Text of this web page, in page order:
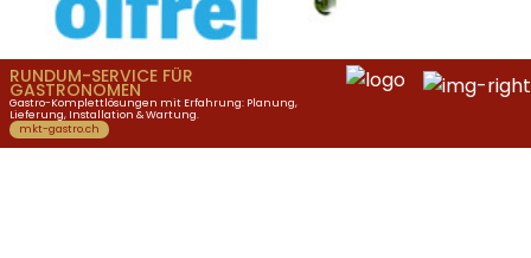
Umweltgerechte Ölbindungslösungen von Ölfrei GmbH
Altbüron LU: Motorrad nach Kollision mit